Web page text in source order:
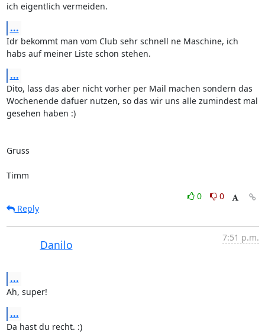
ich eigentlich vermeiden.
...
Idr bekommt man vom Club sehr schnell ne Maschine, ich
habs auf meiner Liste schon stehen.
...
Dito, lass das aber nicht vorher per Mail machen sondern das
Wochenende dafuer nutzen, so das wir uns alle zumindest mal
gesehen haben :)
Gruss
Timm
0
0
Reply
Danilo
7:51 p.m.
...
Ah, super!
...
Da hast du recht. :)